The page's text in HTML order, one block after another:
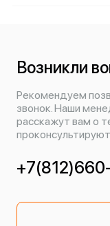
Возникли
Рекомендуем
звонок. Наши
расскажут вам о